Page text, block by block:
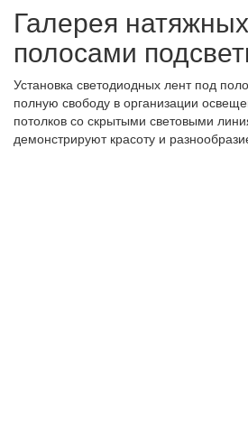
Галерея
полосами
Установка светодиодных лент под
полную свободу в организации
потолков со скрытыми световыми
демонстрируют красоту и